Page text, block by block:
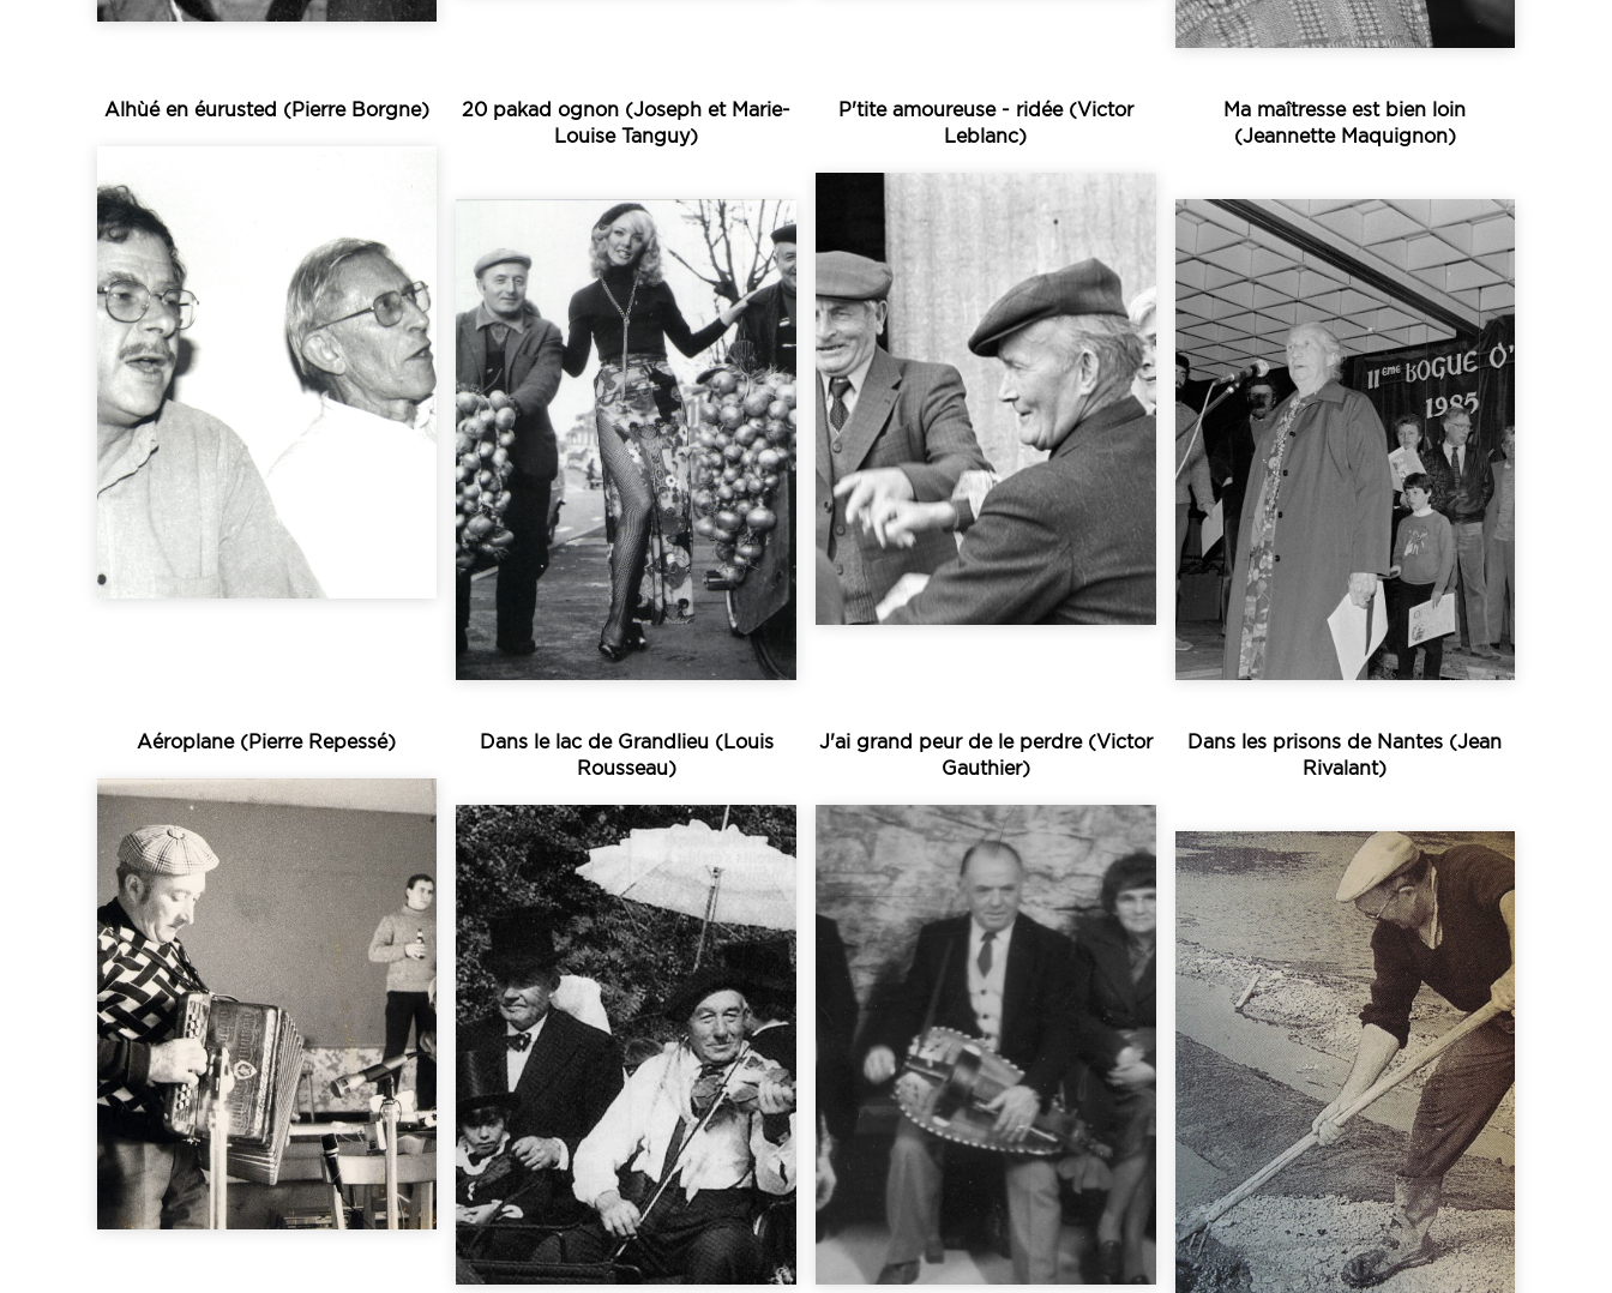
Alhùé en éurusted (Pierre Borgne)
Loeiz Lebras, qu’on voit ici
en photo, fait partie de ce
qu’on pourrait appeler les
« informateurs –
collecteurs » : lui-même
excellent chanteur,
imprégné très tôt par ce
qu’il a entendu...
20 pakad ognon (Joseph et Marie-
Louise Tanguy)
Si Dastum est surtout
connu pour collecter,
sauvegarder et
transmettre le patrimoine
oral et musical de la
Bretagne (chants, contes,
légendes, musique
instrumentale), ses
archives...
Écouter
P'tite amoureuse - ridée (Victor
Leblanc)
Dans les années 1980,
l’association Chom’te
effectue un remarquable
travail de terrain dans
toute la région de
Ploërmel, collectant, allant
à la rencontre des porteurs
de mémoire...
Écouter
Ma maîtresse est bien loin
(Jeannette Maquignon)
Les concours ont joué un
rôle majeur depuis des
décennies dans la
sauvegarde du patrimoine
oral et musical en
Bretagne. Parmi ces
concours très nombreux,
celui de la Bogue d’Or,
créé en 1975...
Écouter
Aéroplane (Pierre Repessé)
Pierre Repessé, né vers
1915, fut l’un des derniers
joueurs d’accordéon
diatonique du pays de
Rennes à avoir conservé
un important répertoire de
danses anciennes (avant-
deux, moulinet...
Écouter
Dans le lac de Grandlieu (Louis
Rousseau)
Le pays de Retz est un de
ceux où la pratique
populaire du violon s’est
maintenue le plus
longtemps. Dans les
années 1930, à la suite de
son père, Louis Rousseau
anime de nombreuses
noces au violon...
Écouter
J'ai grand peur de le perdre (Victor
Gauthier)
La netteté des différences
dans l’implantation
géographique des
instruments dans les
traditions populaires est
parfois surprenante. Ainsi,
la vielle à roue fut
longtemps l’instrument roi
dans une grande...
Écouter
Dans les prisons de Nantes (Jean
Rivalant)
Jean Rivalant est né en
1923 dans une famille de
paludiers. Il exercera lui-
même ce métier toute sa
vie, tout en cultivant sa
réputation de bon
chanteur. Jusque dans les
années 1950, les ronds et
bals...
Écouter